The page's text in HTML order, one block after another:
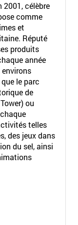
2001, célèbre
comme
et
Réputé
produits
année
le parc
de
ou
telles
des jeux dans
du sel, ainsi